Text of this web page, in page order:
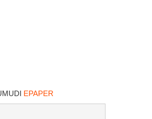
EPAPER